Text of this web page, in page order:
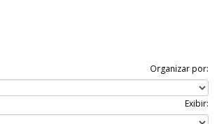
Organizar por:
Exibir: